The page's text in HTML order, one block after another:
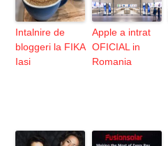
Intalnire de
bloggeri la FIKA
Iasi
Apple a intrat
OFICIAL in
Romania